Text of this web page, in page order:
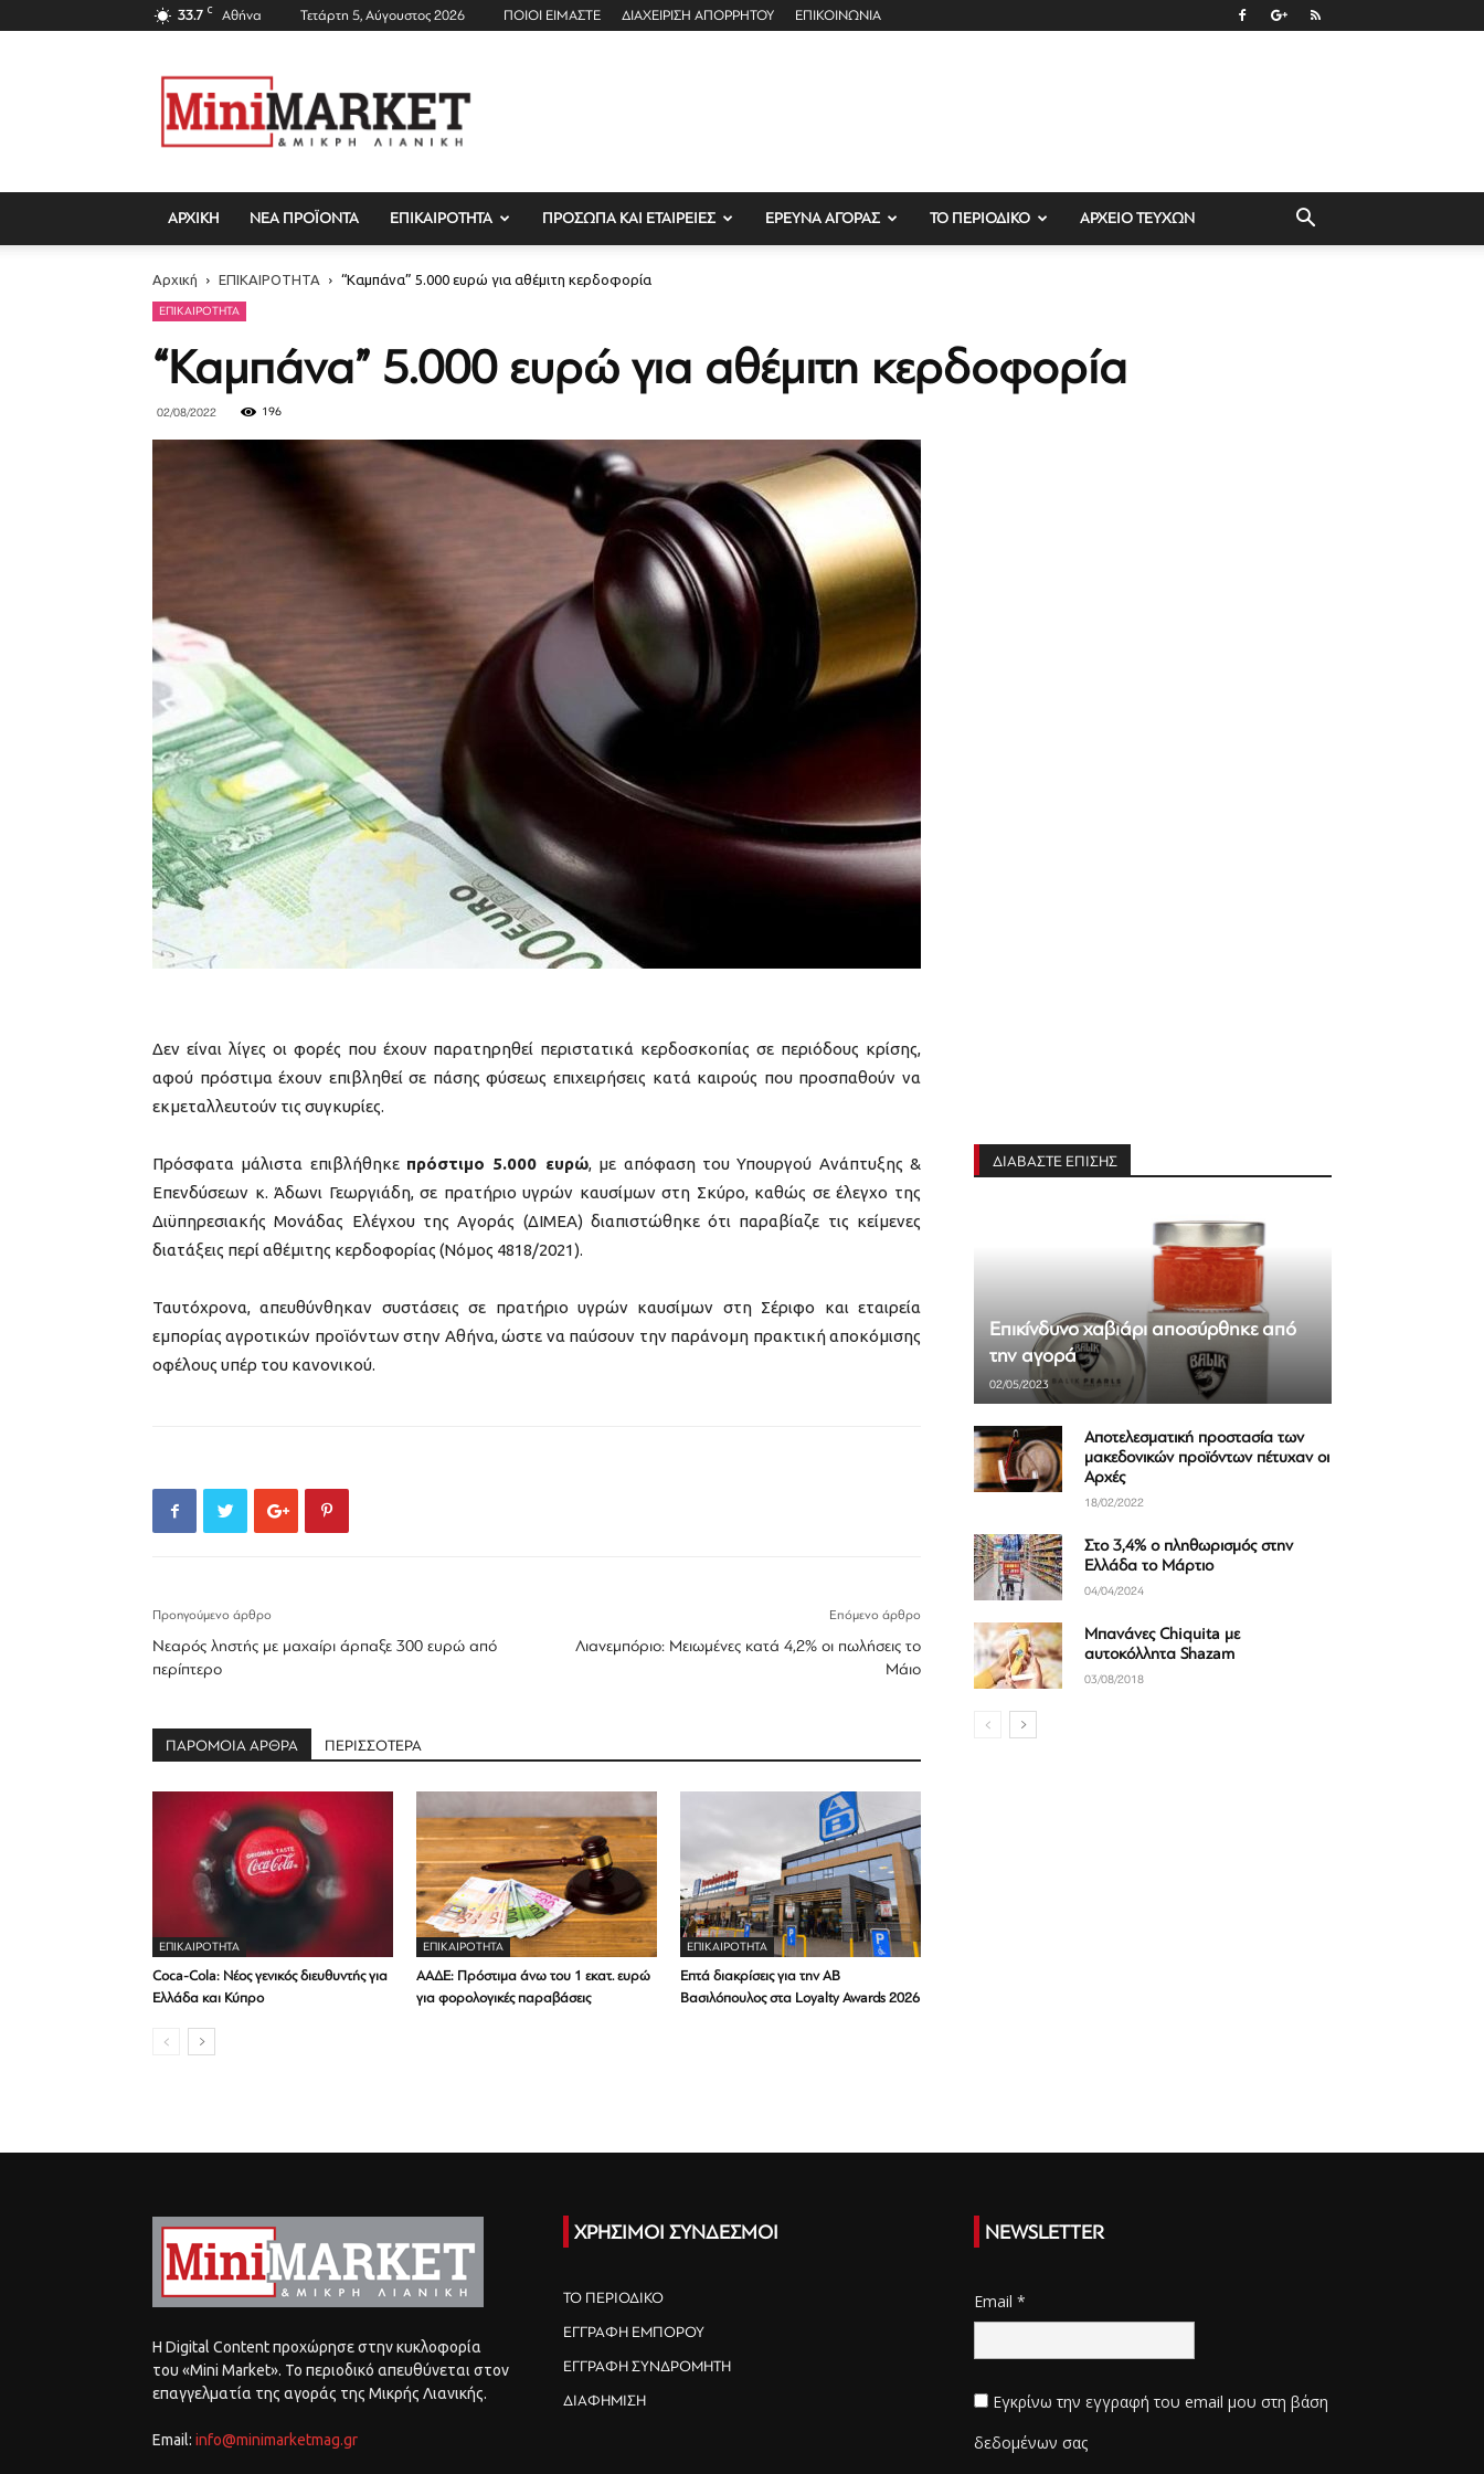
33.7 C Αθήνα Τετάρτη 5, Αύγουστος 2026 ΠΟΙΟΙ ΕΙΜΑΣΤΕ ΔΙΑΧΕΙΡΙΣΗ ΑΠΟΡΡΗΤΟΥ ΕΠΙΚΟΙΝΩΝΙΑ
Mini
Market
Magazine
ΑΡΧΙΚΗ ΝΕΑ ΠΡΟΪΟΝΤΑ ΕΠΙΚΑΙΡΟΤΗΤΑ ΠΡΟΣΩΠΑ ΚΑΙ ΕΤΑΙΡΕΙΕΣ ΕΡΕΥΝΑ ΑΓΟΡΑΣ ΤΟ ΠΕΡΙΟΔΙΚΟ ΑΡΧΕΙΟ ΤΕΥΧΩΝ
Αρχική ΕΠΙΚΑΙΡΟΤΗΤΑ “Καμπάνα” 5.000 ευρώ για αθέμιτη κερδοφορία
ΕΠΙΚΑΙΡΟΤΗΤΑ
“Καμπάνα” 5.000 ευρώ για αθέμιτη κερδοφορία
02/08/2022 196
Δεν είναι λίγες οι φορές που έχουν παρατηρηθεί περιστατικά κερδοσκοπίας σε περιόδους κρίσης,
αφού πρόστιμα έχουν επιβληθεί σε πάσης φύσεως επιχειρήσεις κατά καιρούς που προσπαθούν να
εκμεταλλευτούν τις συγκυρίες.
Πρόσφατα μάλιστα επιβλήθηκε πρόστιμο 5.000 ευρώ, με απόφαση του Υπουργού Ανάπτυξης &
Επενδύσεων κ. Άδωνι Γεωργιάδη, σε πρατήριο υγρών καυσίμων στη Σκύρο, καθώς σε έλεγχο της
Διϋπηρεσιακής Μονάδας Ελέγχου της Αγοράς (ΔΙΜΕΑ) διαπιστώθηκε ότι παραβίαζε τις κείμενες
διατάξεις περί αθέμιτης κερδοφορίας (Νόμος 4818/2021).
Ταυτόχρονα, απευθύνθηκαν συστάσεις σε πρατήριο υγρών καυσίμων στη Σέριφο και εταιρεία
εμπορίας αγροτικών προϊόντων στην Αθήνα, ώστε να παύσουν την παράνομη πρακτική αποκόμισης
οφέλους υπέρ του κανονικού.
Προηγούμενο άρθρο
Νεαρός ληστής με μαχαίρι άρπαξε 300 ευρώ από
περίπτερο
Επόμενο άρθρο
Λιανεμπόριο: Μειωμένες κατά 4,2% οι πωλήσεις το
Μάιο
ΠΑΡΟΜΟΙΑ ΑΡΘΡΑ ΠΕΡΙΣΣΟΤΕΡΑ
ΕΠΙΚΑΙΡΟΤΗΤΑ
Coca-Cola: Νέος γενικός διευθυντής για
Ελλάδα και Κύπρο
ΕΠΙΚΑΙΡΟΤΗΤΑ
ΑΑΔΕ: Πρόστιμα άνω του 1 εκατ. ευρώ
για φορολογικές παραβάσεις
ΕΠΙΚΑΙΡΟΤΗΤΑ
Επτά διακρίσεις για την ΑΒ
Βασιλόπουλος στα Loyalty Awards 2026
ΔΙΑΒΑΣΤΕ ΕΠΙΣΗΣ
Επικίνδυνο χαβιάρι αποσύρθηκε από
την αγορά
02/05/2023
Αποτελεσματική προστασία των
μακεδονικών προϊόντων πέτυχαν οι
Αρχές
18/02/2022
Στο 3,4% ο πληθωρισμός στην
Ελλάδα το Μάρτιο
04/04/2024
Μπανάνες Chiquita με
αυτοκόλλητα Shazam
03/08/2018
Η Digital Content προχώρησε στην κυκλοφορία
του «Mini Market». Το περιοδικό απευθύνεται στον
επαγγελματία της αγοράς της Μικρής Λιανικής.
Email: info@minimarketmag.gr
ΧΡΗΣΙΜΟΙ ΣΥΝΔΕΣΜΟΙ
ΤΟ ΠΕΡΙΟΔΙΚΟ
ΕΓΓΡΑΦΗ ΕΜΠΟΡΟΥ
ΕΓΓΡΑΦΗ ΣΥΝΔΡΟΜΗΤΗ
ΔΙΑΦΗΜΙΣΗ
NEWSLETTER
Email *
Εγκρίνω την εγγραφή του email μου στη βάση
δεδομένων σας